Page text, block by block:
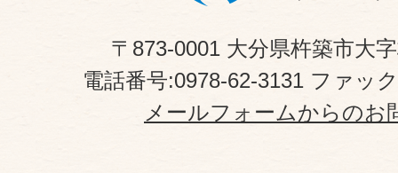
〒873-0001 大分県杵築市大
電話番号:0978-62-3131 ファッ
メールフォームからのお